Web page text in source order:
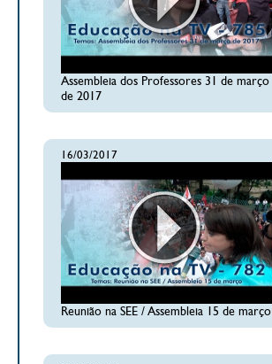
Assembleia dos Professores 31 de março
de 2017
16/03/2017
Reunião na SEE / Assembleia 15 de março